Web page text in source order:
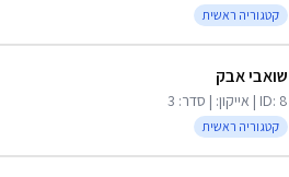
קטגוריה ראשית
שואבי אבק
ID: 8 | אייקון: | סדר: 3
קטגוריה ראשית